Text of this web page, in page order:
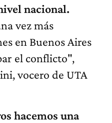
nacional.
vez más
en Buenos Aires
el conflicto",
vocero de UTA
hacemos una